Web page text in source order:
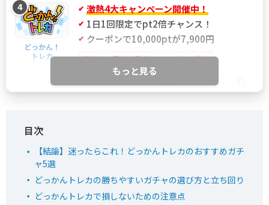
4
どっかん！
トレカ
激熱4大キャンペーン開催中！
1日1回限定でpt2倍チャンス！
クーポンで10,000ptが7,900円
当サイト限定！最大21%OFFクーポン
おりパンダ
LINE連携で初回最大90％OFF
招待コード入力で最大2,000pt
もっと見る
【結論】迷ったらこれ！どっかんトレカのおすすめガチ
ャ5選
どっかんトレカの勝ちやすいガチャの選び方と立ち回り
どっかんトレカで損しないための注意点